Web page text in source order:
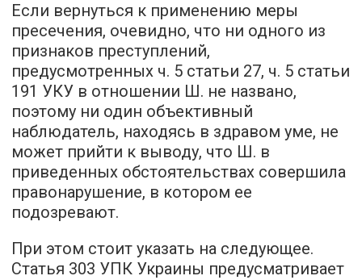
Если вернуться к применению меры
пресечения, очевидно, что ни одного из
признаков преступлений,
предусмотренных ч. 5 статьи 27, ч. 5 статьи
191 УКУ в отношении Ш. не названо,
поэтому ни один объективный
наблюдатель, находясь в здравом уме, не
может прийти к выводу, что Ш. в
приведенных обстоятельствах совершила
правонарушение, в котором ее
подозревают.
При этом стоит указать на следующее.
Статья 303 УПК Украины предусматривает